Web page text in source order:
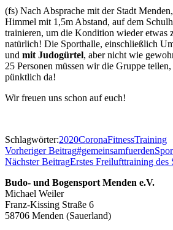
(fs) Nach Absprache mit der Stadt
Himmel mit 1,5m Abstand, auf dem
trainieren, um die Kondition wieder etwas
natürlich! Die Sporthalle, einschließlich
und mit Judogürtel, aber nicht wie
25 Personen müssen wir die Gruppe
pünktlich da!
Wir freuen uns schon auf euch!
Schlagwörter:2020CoronaFitnessTraining
Vorheriger Beitrag
Nächster BeitragErstes Freilufttraining
Budo- und Bogensport Menden e.V.
Michael Weiler
Franz-Kissing Straße 6
58706 Menden (Sauerland)